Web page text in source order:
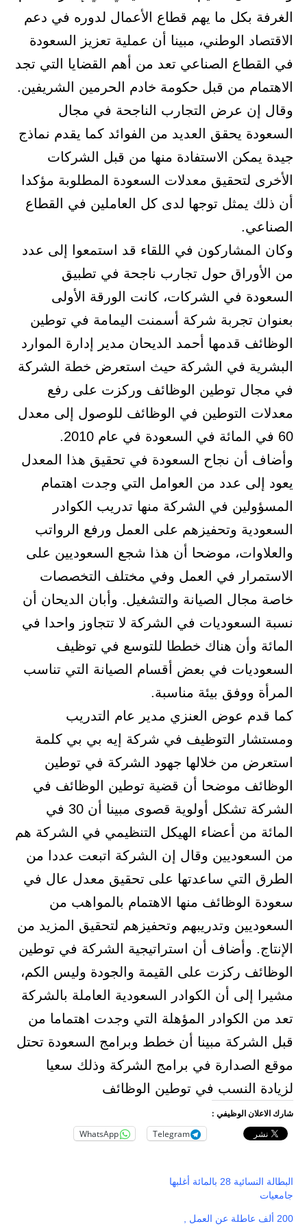
الغرفة بكل ما يهم قطاع الأعمال لدوره في دعم
الاقتصاد الوطني، مبينا أن عملية تعزيز السعودة
في القطاع الصناعي تعد من أهم القضايا التي تجد
الاهتمام من قبل حكومة خادم الحرمين الشريفين.
وقال إن عرض التجارب الناجحة في مجال
السعودة يحقق العديد من الفوائد كما يقدم نماذج
جيدة يمكن الاستفادة منها من قبل الشركات
الأخرى لتحقيق معدلات السعودة المطلوبة مؤكدا
أن ذلك يمثل توجها لدى كل العاملين في القطاع
الصناعي.
وكان المشاركون في اللقاء قد استمعوا إلى عدد
من الأوراق حول تجارب ناجحة في تطبيق
السعودة في الشركات، كانت الورقة الأولى
بعنوان تجربة شركة أسمنت اليمامة في توطين
الوظائف قدمها أحمد الديحان مدير إدارة الموارد
البشرية في الشركة حيث استعرض خطة الشركة
في مجال توطين الوظائف وركزت على رفع
معدلات التوطين في الوظائف للوصول إلى معدل
60 في المائة في السعودة في عام 2010.
وأضاف أن نجاح السعودة في تحقيق هذا المعدل
يعود إلى عدد من العوامل التي وجدت اهتمام
المسؤولين في الشركة منها تدريب الكوادر
السعودية وتحفيزهم على العمل ورفع الرواتب
والعلاوات، موضحا أن هذا شجع السعوديين على
الاستمرار في العمل وفي مختلف التخصصات
خاصة مجال الصيانة والتشغيل. وأبان الديحان أن
نسبة السعوديات في الشركة لا تتجاوز واحدا في
المائة وأن هناك خططا للتوسع في توظيف
السعوديات في بعض أقسام الصيانة التي تناسب
المرأة ووفق بيئة مناسبة.
كما قدم عوض العنزي مدير عام التدريب
ومستشار التوظيف في شركة إيه بي بي كلمة
استعرض من خلالها جهود الشركة في توطين
الوظائف موضحا أن قضية توطين الوظائف في
الشركة تشكل أولوية قصوى مبينا أن 30 في
المائة من أعضاء الهيكل التنظيمي في الشركة هم
من السعوديين وقال إن الشركة اتبعت عددا من
الطرق التي ساعدتها على تحقيق معدل عال في
سعودة الوظائف منها الاهتمام بالمواهب من
السعوديين وتدريبهم وتحفيزهم لتحقيق المزيد من
الإنتاج. وأضاف أن استراتيجية الشركة في توطين
الوظائف ركزت على القيمة والجودة وليس الكم،
مشيرا إلى أن الكوادر السعودية العاملة بالشركة
تعد من الكوادر المؤهلة التي وجدت اهتماما من
قبل الشركة مبينا أن خطط وبرامج السعودة تحتل
موقع الصدارة في برامج الشركة وذلك سعيا
لزيادة النسب في توطين الوظائف
شارك الاعلان الوظيفي :
Telegram
WhatsApp
البطالة النسائية 28 بالمائة أغلبها
جامعيات
200 ألف عاطلة عن العمل ,